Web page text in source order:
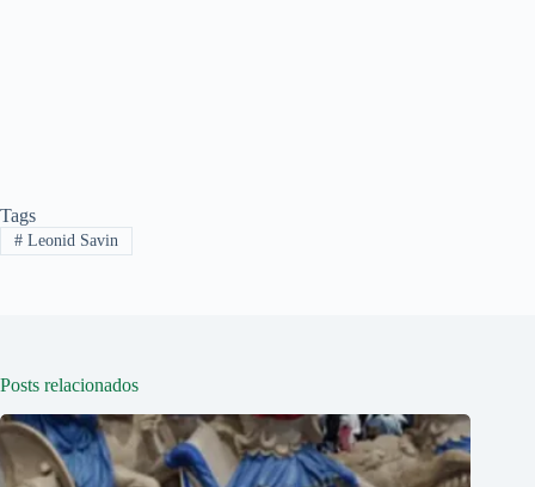
Tags
#Leonid Savin
Posts relacionados